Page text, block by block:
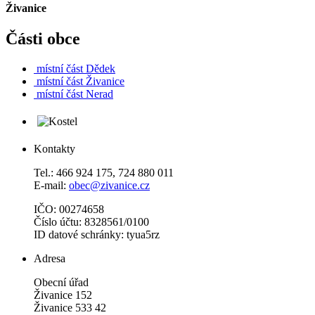
Živanice
Části obce
místní část Dědek
místní část Živanice
místní část Nerad
Kontakty
Tel.: 466 924 175, 724 880 011
E-mail: obec@zivanice.cz
IČO: 00274658
Číslo účtu: 8328561/0100
ID datové schránky: tyua5rz
Adresa
Obecní úřad
Živanice 152
Živanice 533 42